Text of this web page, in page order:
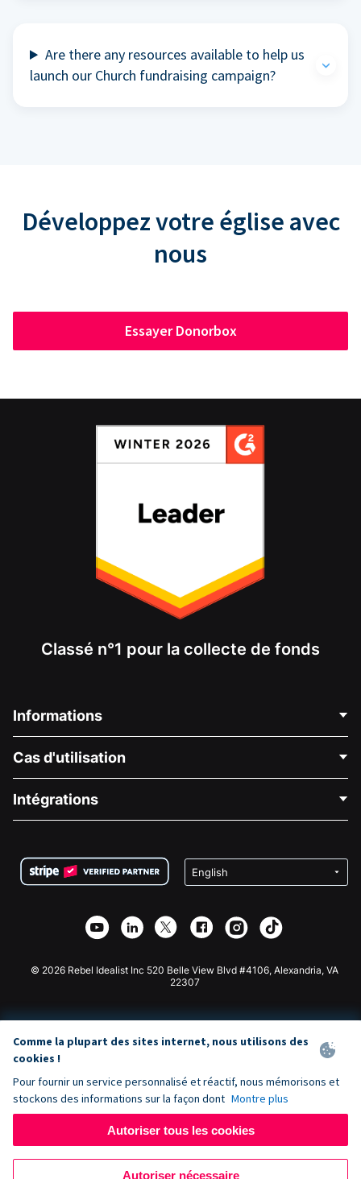
Are there any resources available to help us
launch our Church fundraising campaign?
Développez votre église avec
nous
Essayer Donorbox
Classé n°1 pour la collecte de fonds
Informations
À propos de nous
Carrières
Confidentialité
Partenariat d'affiliation
Bibliothèque
Cas d'utilisation
Collecte de fonds médicale
Collecte de fonds caritative
Intégrations
Plugin de don Wix
Application de don Webflow
Don Joomla
© 2026 Rebel Idealist Inc 520 Belle View Blvd #4106, Alexandria, VA
22307
Comme la plupart des sites internet, nous utilisons des
cookies !
Pour fournir un service personnalisé et réactif, nous mémorisons et
stockons des informations sur la façon dont Montre plus
Autoriser tous les cookies
Autoriser nécessaire